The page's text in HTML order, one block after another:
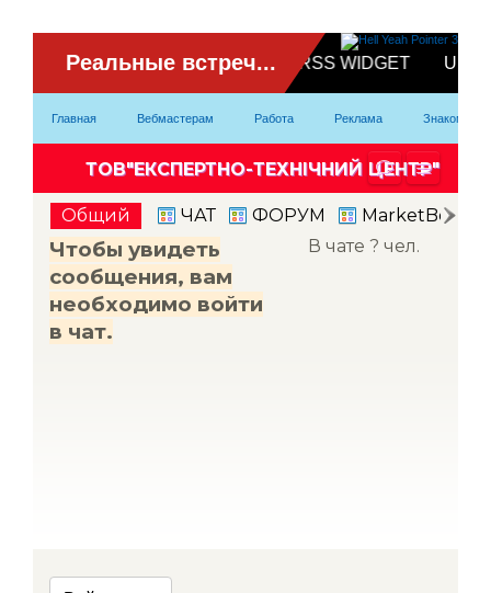
Главная Вебмастерам Работа Реклама Знакомство
ВидеоЧат
Партнерка
Модели
Контакты